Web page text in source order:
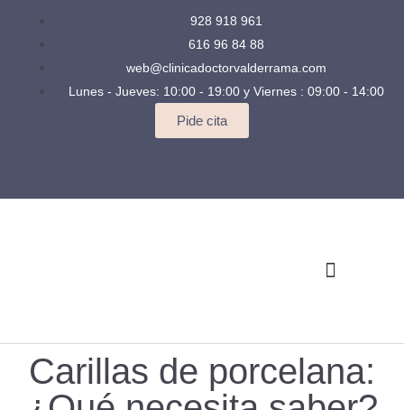
928 918 961
616 96 84 88
web@clinicadoctorvalderrama.com
Lunes - Jueves: 10:00 - 19:00 y Viernes : 09:00 - 14:00
Pide cita
Carillas de porcelana: